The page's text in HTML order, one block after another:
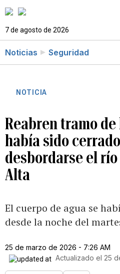
7 de agosto de 2026
Noticias Seguridad
NOTICIA
Reabren tramo de
había sido
desbordarse el
Alta
El cuerpo de agua se
desde la noche del
25 de marzo de 2026 - 7:26 AM
Actualizado el 25